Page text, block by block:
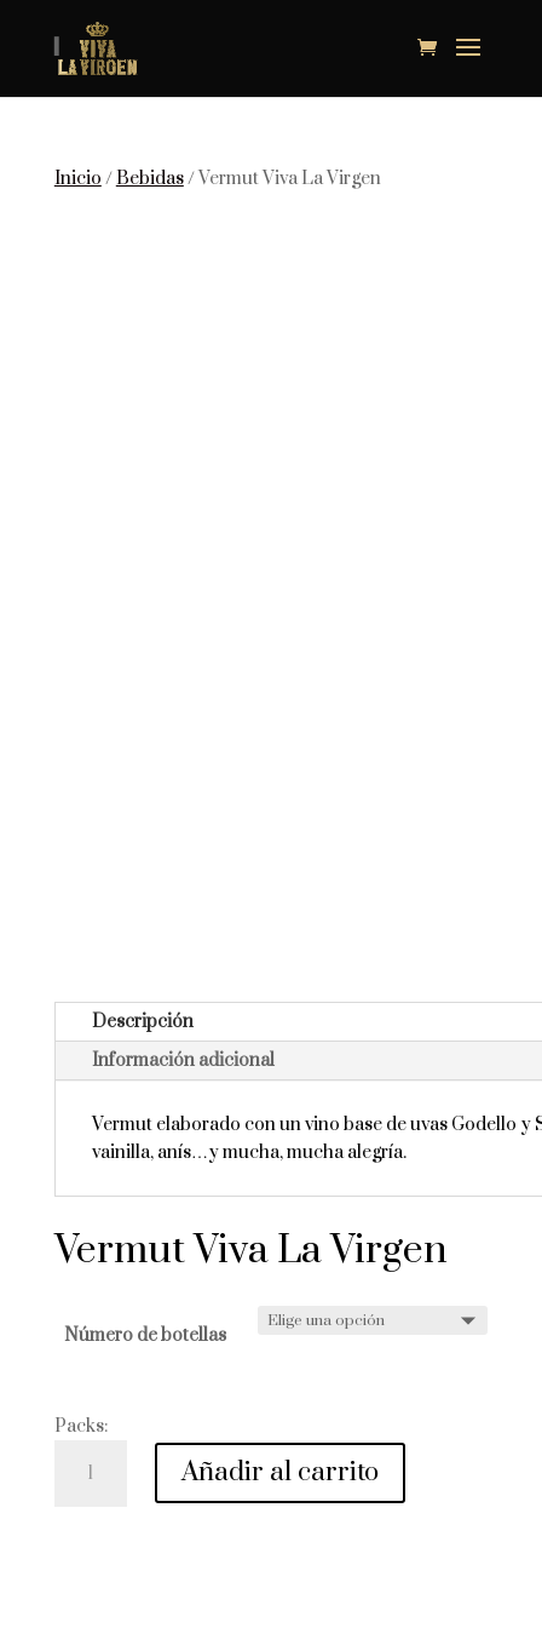
Inicio /Bebidas/ Vermut Viva La Virgen
Descripción
Información adicional
Vermut elaborado con un vino base de uvas Godello
vainilla, anís…y mucha, mucha alegría.
Vermut Viva La Virgen
Número de botellas
Packs:
Añadir al carrito